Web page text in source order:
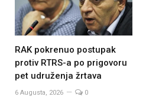
RAK pokrenuo postupak
protiv RTRS-a po prigovoru
pet udruženja žrtava
6 Augusta, 2026 0